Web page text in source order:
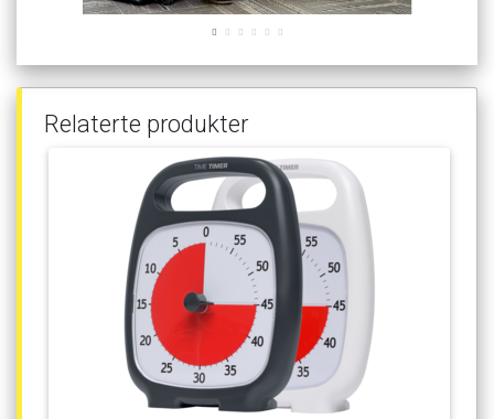
Relaterte produkter